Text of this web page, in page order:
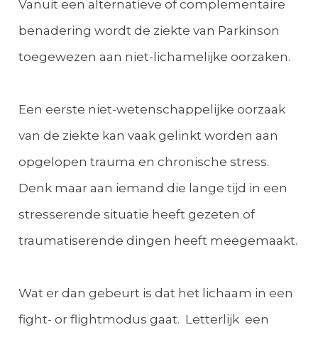
Vanuit een alternatieve of complementaire
benadering wordt de ziekte van Parkinson
toegewezen aan niet-lichamelijke oorzaken.
Een eerste niet-wetenschappelijke oorzaak
van de ziekte kan vaak gelinkt worden aan
opgelopen trauma en chronische stress.
Denk maar aan iemand die lange tijd in een
stresserende situatie heeft gezeten of
traumatiserende dingen heeft meegemaakt.
Wat er dan gebeurt is dat het lichaam in een
fight- or flightmodus gaat. Letterlijk een